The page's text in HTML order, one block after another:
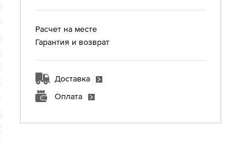
Расчет на месте
Гарантия и возврат
Доставка
Оплата